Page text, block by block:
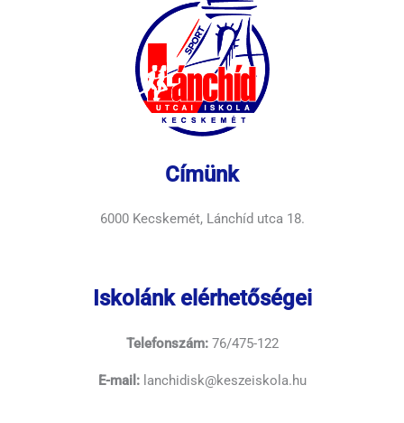
Címünk
6000 Kecskemét, Lánchíd utca 18.
Iskolánk elérhetőségei
Telefonszám:76/475-122
E-mail:lanchidisk@keszeiskola.hu